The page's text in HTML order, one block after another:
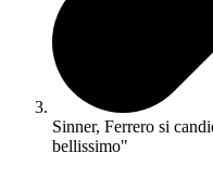
Sinner, Ferrero si
bellissimo"